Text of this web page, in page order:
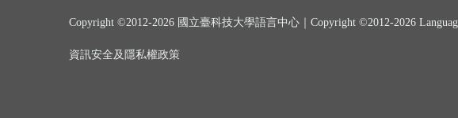
Copyright ©2012-2026 國立臺科技大學語言中心｜ Copyright ©2012-2026
資訊安全及 隱私權政策